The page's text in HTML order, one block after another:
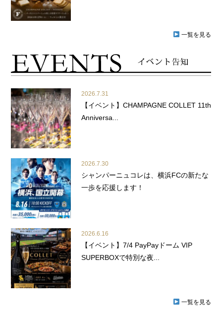
一覧を見る
2026.7.31
【イベント】CHAMPAGNE COLLET 11th
Anniversa...
2026.7.30
シャンパーニュコレは、横浜FCの新たな
一歩を応援します！
2026.6.16
【イベント】7/4 PayPayドーム VIP
SUPERBOXで特別な夜...
一覧を見る